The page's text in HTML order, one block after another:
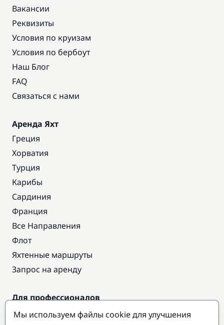
Вакансии
Реквизиты
Условия по круизам
Условия по бербоут
Наш Блог
FAQ
Связаться с нами
Аренда Яхт
Греция
Хорватия
Турция
Карибы
Сардиния
Франция
Все Направления
Флот
Яхтенные маршруты
Запрос на аренду
Для профессионалов
Доступ про
Мы используем файлы cookie для улучшения